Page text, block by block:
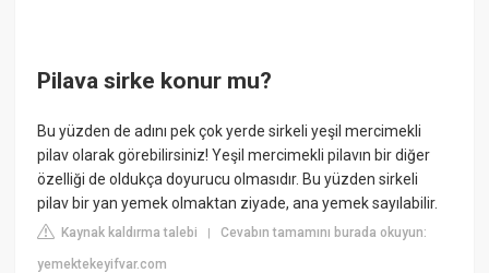
Pilava sirke konur mu?
Bu yüzden de adını pek çok yerde sirkeli yeşil mercimekli
pilav olarak görebilirsiniz! Yeşil mercimekli pilavın bir diğer
özelliği de oldukça doyurucu olmasıdır. Bu yüzden sirkeli
pilav bir yan yemek olmaktan ziyade, ana yemek sayılabilir.
Kaynak kaldırma talebi |Cevabın tamamını burada okuyun:
yemektekeyifvar.com